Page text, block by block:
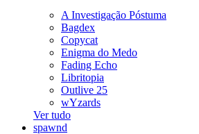
A Investigação Póstuma
Bagdex
Copycat
Enigma do Medo
Fading Echo
Libritopia
Outlive 25
wYzards
Ver tudo
spawnd